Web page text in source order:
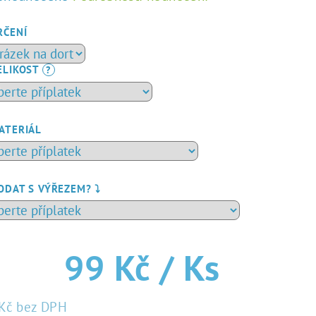
?
S VÝŘEZEM? ⤵️
99 Kč / Ks
bez DPH